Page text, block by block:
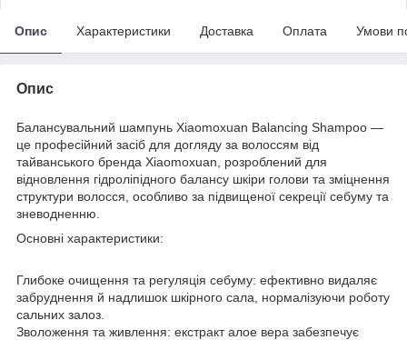
Опис Характеристики Доставка Оплата Умови
Опис
Балансувальний шампунь Xiaomoxuan Balancing Shampoo —
це професійний засіб для догляду за волоссям від
тайванського бренда Xiaomoxuan, розроблений для
відновлення гідроліпідного балансу шкіри голови та зміцнення
структури волосся, особливо за підвищеної секреції себуму та
зневодненню.
Основні характеристики:
Глибоке очищення та регуляція себуму: ефективно видаляє
забруднення й надлишок шкірного сала, нормалізуючи роботу
сальних залоз.
Зволоження та живлення: екстракт алое вера забезпечує